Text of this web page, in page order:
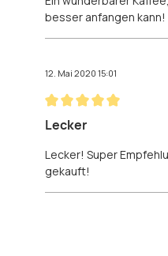
besser anfangen kann!
12. Mai 2020 15:01
Bewertung mit 5 von 5
Lecker
Lecker! Super
gekauft!